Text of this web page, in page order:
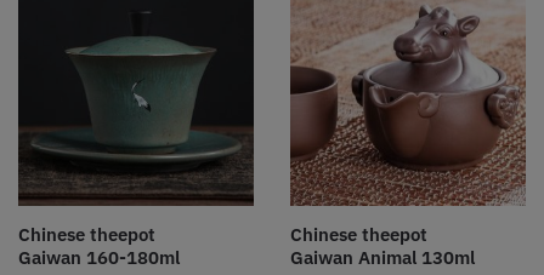
Chinese theepot
Gaiwan 160-180ml
Chinese theepot
Gaiwan Animal 130ml